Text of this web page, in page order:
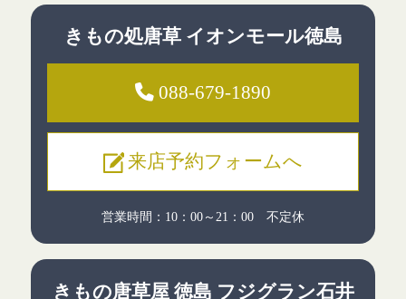
きもの処唐草 イオンモール徳島
088-679-1890
来店予約フォームへ
営業時間：10：00～21：00 不定休
きもの唐草屋 徳島 フジグラン石井